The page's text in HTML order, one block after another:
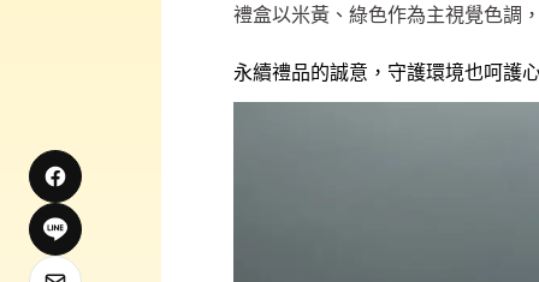
禮盒以米黃、綠色作為主視覺色調
永續禮品的誠意，守護環境也呵護